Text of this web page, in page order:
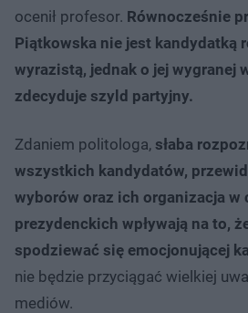
ocenił profesor. Równocześnie
Piątkowska nie jest kandydatką
wyrazistą, jednak o jej wygranej
zdecyduje szyld partyjny.
Zdaniem politologa, słaba
wszystkich kandydatów,
wyborów oraz ich organizacja w
prezydenckich wpływają na to,
spodziewać się emocjonującej
nie będzie przyciągać wielkiej
mediów.